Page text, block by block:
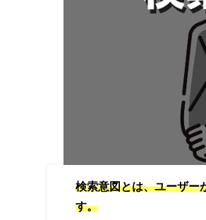
検索意図とは、ユーザー
す。